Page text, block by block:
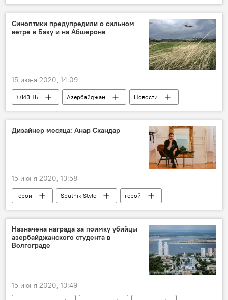
школа
Учитель
вакансия
Министерство образования АР
Синоптики предупредили о сильном
ветре в Баку и на Абшероне
15 июня 2020, 14:09
ЖИЗНЬ Азербайджан
Новости
ветер
Прогноз погоды
Дизайнер месяца: Анар Скандар
15 июня 2020, 13:58
Герои Sputnik Style
герой
интервью
неделя моды
Назначена награда за поимку убийцы
азербайджанского студента в
Волгограде
15 июня 2020, 13:49